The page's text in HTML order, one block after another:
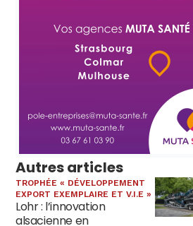
Autres articles
TROPHÉE « DÉVELOPPEMENT
EXPORT EXEMPLAIRE ET V.I.E »
Lohr : l’innovation
alsacienne en